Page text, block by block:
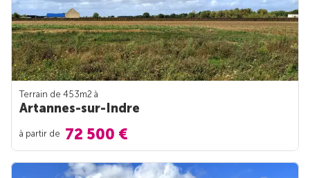
Terrain de 453m2 à
Artannes-sur-Indre
à partir de 72 500 €